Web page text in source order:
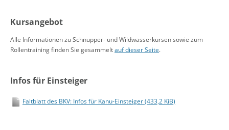
Kursangebot
Alle Informationen zu Schnupper- und Wildwasserkursen sowie zum
Rollentraining finden Sie gesammeltauf dieser Seite.
Infos für Einsteiger
Faltblatt des BKV: Infos für Kanu-Einsteiger(433,2 KiB)